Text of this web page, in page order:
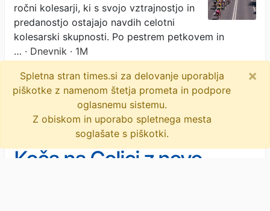
ročni kolesarji, ki s svojo vztrajnostjo in
predanostjo ostajajo navdih celotni
kolesarski skupnosti. Po pestrem petkovem in
… · Dnevnik · 1M
maraton franja navijači btc
kolesarska preizkušnja objavi
Koča na Golici z novo
Spletna stran times.si za delovanje uporablja
piškotke z namenom štetja prometa in podpore
oglasnemu sistemu.
Z obiskom in uporabo spletnega mesta
soglašate s piškotki.
×